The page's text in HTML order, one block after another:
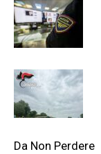
Da Non Perdere